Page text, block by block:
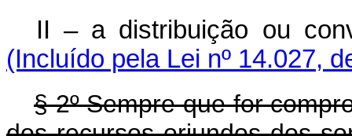
II – a distribuição ou
(Incluído pela Lei nº 14.027,
§ 2º Sempre que for